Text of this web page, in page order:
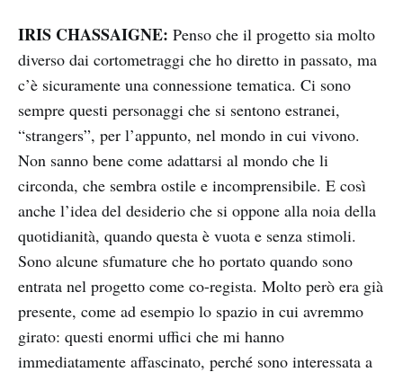
IRIS CHASSAIGNE: Penso che il progetto sia molto
diverso dai cortometraggi che ho diretto in passato, ma
c’è sicuramente una connessione tematica. Ci sono
sempre questi personaggi che si sentono estranei,
“strangers”, per l’appunto, nel mondo in cui vivono.
Non sanno bene come adattarsi al mondo che li
circonda, che sembra ostile e incomprensibile. E così
anche l’idea del desiderio che si oppone alla noia della
quotidianità, quando questa è vuota e senza stimoli.
Sono alcune sfumature che ho portato quando sono
entrata nel progetto come co-regista. Molto però era già
presente, come ad esempio lo spazio in cui avremmo
girato: questi enormi uffici che mi hanno
immediatamente affascinato, perché sono interessata a